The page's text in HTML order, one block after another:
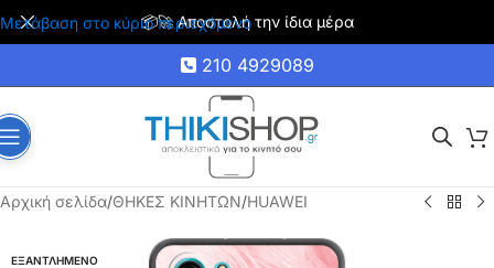
Μετάβαση στο κύριο περιεχόμενο
📦🚀 Αποστολή την ίδια μέρα
210 4929089
Αρχική σελίδα/ΘΗΚΕΣ ΚΙΝΗΤΩΝ/HUAWEI
ΕΞΑΝΤΛΗΜΕΝΟ